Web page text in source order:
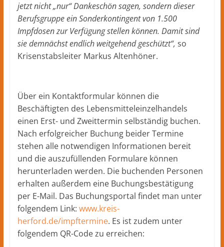
jetzt nicht „nur“ Dankeschön sagen, sondern dieser
Berufsgruppe ein Sonderkontingent von 1.500
Impfdosen zur Verfügung stellen können. Damit sind
sie demnächst endlich weitgehend geschützt“, so
Krisenstabsleiter Markus Altenhöner.
Über ein Kontaktformular können die
Beschäftigten des Lebensmitteleinzelhandels
einen Erst- und Zweittermin selbständig buchen.
Nach erfolgreicher Buchung beider Termine
stehen alle notwendigen Informationen bereit
und die auszufüllenden Formulare können
herunterladen werden. Die buchenden Personen
erhalten außerdem eine Buchungsbestätigung
per E-Mail. Das Buchungsportal findet man unter
folgendem Link: www.kreis-
herford.de/impftermine. Es ist zudem unter
folgendem QR-Code zu erreichen: